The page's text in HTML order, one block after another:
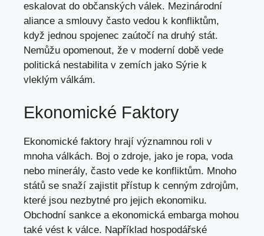
eskalovat do občanských válek. Mezinárodní
aliance a smlouvy často vedou k konfliktům,
když jednou spojenec zaútočí na druhý stát.
Nemůžu opomenout, že v moderní době vede
politická nestabilita v zemích jako Sýrie k
vleklým válkám.
Ekonomické Faktory
Ekonomické faktory hrají významnou roli v
mnoha válkách. Boj o zdroje, jako je ropa, voda
nebo minerály, často vede ke konfliktům. Mnoho
států se snaží zajistit přístup k cenným zdrojům,
které jsou nezbytné pro jejich ekonomiku.
Obchodní sankce a ekonomická embarga mohou
také vést k válce. Například hospodářské